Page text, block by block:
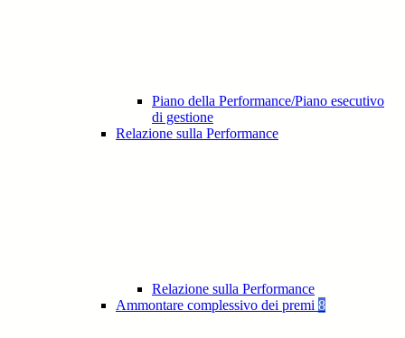
Piano della Performance/Piano esecutivo
di gestione
Relazione sulla Performance
Relazione sulla Performance
Ammontare complessivo dei premi 8